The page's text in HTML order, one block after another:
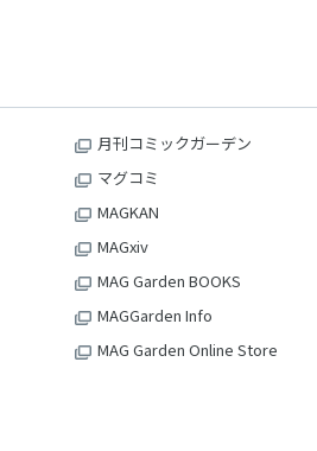
月刊コミックガーデン
マグコミ
MAGKAN
MAGxiv
MAG Garden BOOKS
MAGGarden Info
MAG Garden Online Store